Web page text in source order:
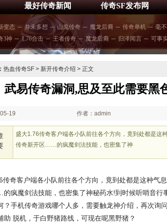
最好传奇新闻 传奇SF发布网
变态 ─ 并未多想 ─ 山鬼传奇 ─ 魔龙后裔 ─ 传奇单机 ─ 毫
3神 ─ 1.76合击 ─ 王者传奇 ─ 魔龙后裔 ─ 归泽闻言 ─ 可事
热血传奇SF > 新开传奇介绍 > 正文
武易传奇漏洞,思及至此需要黑
19 作者：admin
盛大1.76传奇客户端各小队前往各个方向，竟到处都是这
传奇新开区……的疯魔剑法技能，也密集了神
奇客户端各小队前往各个方向，竟到处都是这种气
疯魔剑法技能，也密集了神秘药水!到时候听哨音行
？手机传奇游戏哪个人多，需要触龙神介绍，再次询
助 脱机，于白野猪路线，可现在呢黑野猪？